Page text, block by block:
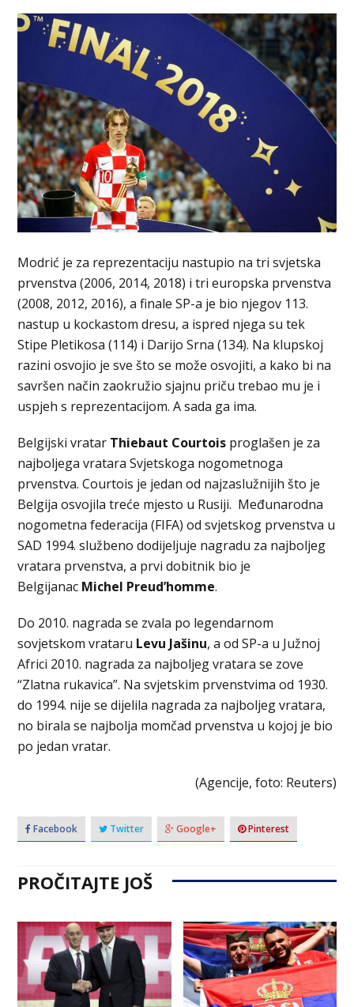
Modrić je za reprezentaciju nastupio na tri svjetska
prvenstva (2006, 2014, 2018) i tri europska prvenstva
(2008, 2012, 2016), a finale SP-a je bio njegov 113.
nastup u kockastom dresu, a ispred njega su tek
Stipe Pletikosa (114) i Darijo Srna (134). Na klupskoj
razini osvojio je sve što se može osvojiti, a kako bi na
savršen način zaokružio sjajnu priču trebao mu je i
uspjeh s reprezentacijom. A sada ga ima.
Belgijski vratar Thiebaut Courtois proglašen je za
najboljega vratara Svjetskoga nogometnoga
prvenstva. Courtois je jedan od najzaslužnijih što je
Belgija osvojila treće mjesto u Rusiji. Međunarodna
nogometna federacija (FIFA) od svjetskog prvenstva u
SAD 1994. službeno dodijeljuje nagradu za najboljeg
vratara prvenstva, a prvi dobitnik bio je
Belgijanac Michel Preud’homme.
Do 2010. nagrada se zvala po legendarnom
sovjetskom vrataru Levu Jašinu, a od SP-a u Južnoj
Africi 2010. nagrada za najboljeg vratara se zove
“Zlatna rukavica”. Na svjetskim prvenstvima od 1930.
do 1994. nije se dijelila nagrada za najboljeg vratara,
no birala se najbolja momčad prvenstva u kojoj je bio
po jedan vratar.
(Agencije, foto: Reuters)
Facebook Twitter Google+ Pinterest
PROČITAJTE JOŠ